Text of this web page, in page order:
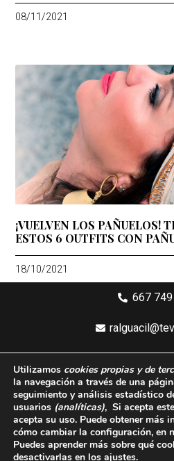
08/11/2021
¡VUELVEN LOS PAÑUELOS!
ESTOS 6 OUTFITS CON
18/10/2021
667
Aviso
Política de
Política de
Utilizamos cookies propias y de
la navegación a través de una
seguimiento y análisis estadístico
usuarios (analíticas), Si acepta
acepta su uso. Puede obtener más
cómo cambiar la configuración, en
Puedes aprender más sobre qué
desactivarlas en los ajustes.